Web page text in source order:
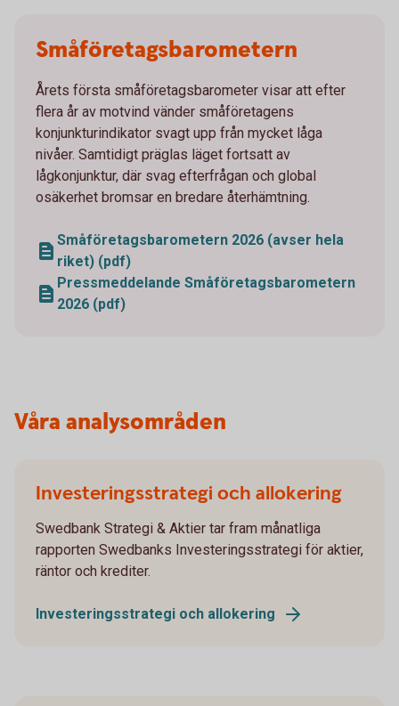
Småföretagsbarometern
Årets första småföretagsbarometer visar att efter
flera år av motvind vänder småföretagens
konjunkturindikator svagt upp från mycket låga
nivåer. Samtidigt präglas läget fortsatt av
lågkonjunktur, där svag efterfrågan och global
osäkerhet bromsar en bredare återhämtning.
Småföretagsbarometern 2026 (avser hela
riket) (pdf)
Pressmeddelande Småföretagsbarometern
2026 (pdf)
Våra analysområden
Investeringsstrategi och allokering
Swedbank Strategi & Aktier tar fram månatliga
rapporten Swedbanks Investeringsstrategi för aktier,
räntor och krediter.
Investeringsstrategi och allokering